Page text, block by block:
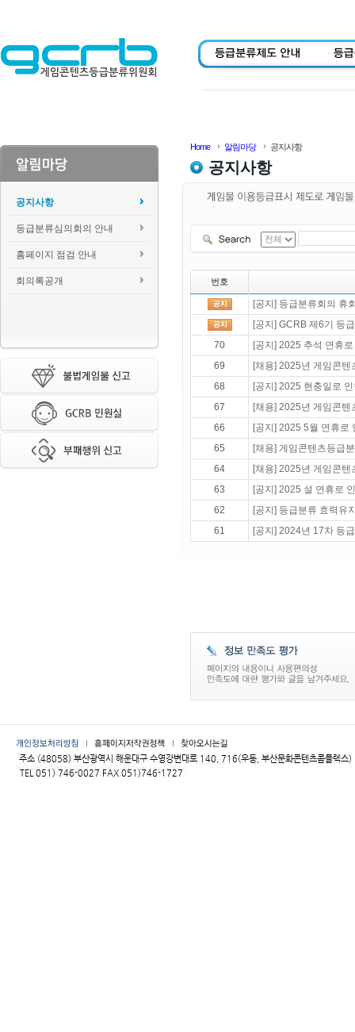
공지사항
등급분류심의회의 안내
홈페이지 점검 안내
회의록공개
Home 알림마당 공지사항
공지사항
번호
[공지] 등급분류회의 휴
[공지] GCRB 제6기 등
70
[공지] 2025 추석 연휴
69
[채용] 2025년 게임콘
68
[공지] 2025 현충일로
67
[채용] 2025년 게임콘
66
[공지] 2025 5월 연휴로
65
[채용] 게임콘텐츠등급
64
[채용] 2025년 게임콘
63
[공지] 2025 설 연휴로
62
[공지] 등급분류 효력유
61
[공지] 2024년 17차 등